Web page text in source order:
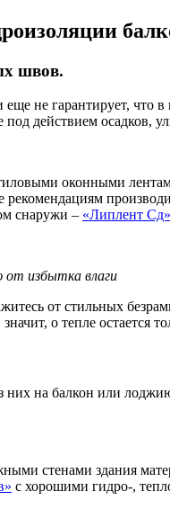
швов.
не гарантирует,
действием осадков,
оконными
рекомендациям
снаружи – «Липлент Сд»
избытка влаги
от стильных
о тепле остается
на балкон или
стенами здания
с хорошими гидро-,